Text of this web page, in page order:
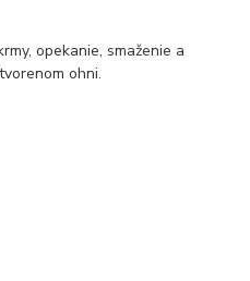
opekanie, smaženie a
ohni.